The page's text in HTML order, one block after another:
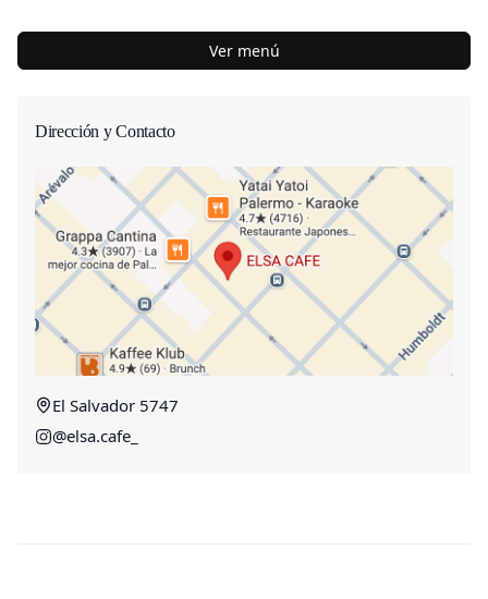
Ver menú
Dirección y Contacto
El Salvador 5747
@elsa.cafe_